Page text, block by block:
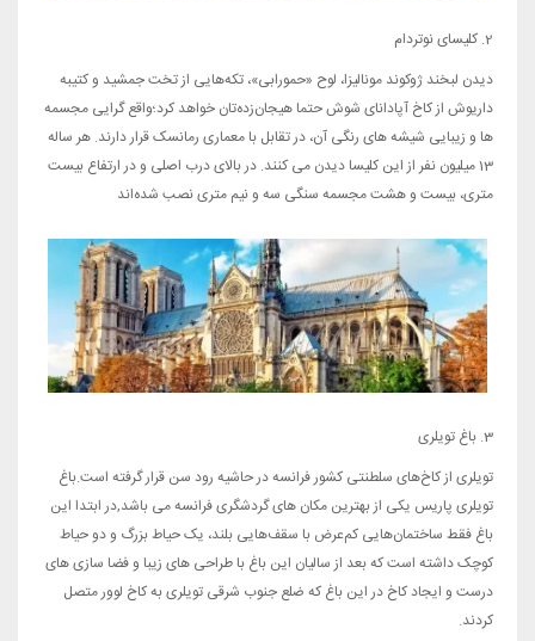
2. کلیسای نوتردام
دیدن لبخند ژوکوند مونالیزا، لوح «حمورابی»، تکه‌هایی از تخت جمشید و کتیبه‌
داریوش از کاخ آپادانای شوش حتما هیجان‌زده‌تان خواهد کرد؛واقع گرایی مجسمه
ها و زیبایی شیشه های رنگی آن، در تقابل با معماری رمانسک قرار دارند. هر ساله
13 میلیون نفر از این کلیسا دیدن می کنند. در بالای درب اصلی و در ارتفاع بیست
متری، بیست و هشت مجسمه سنگی سه و نیم متری نصب شده‌اند
3. باغ تویلری
تویلری از کاخ‌های سلطنتی کشور فرانسه در حاشیه‌ رود سن قرار گرفته است.باغ
تویلری پاریس یکی از بهترین مکان های گردشگری فرانسه می باشد,در ابتدا این
باغ فقط ساختمان‌هایی کم‌عرض با سقف‌هایی بلند، یک حیاط بزرگ و دو حیاط
کوچک داشته است که بعد از سالیان این باغ با طراحی های زیبا و فضا سازی های
درست و ایجاد کاخ در این باغ که ضلع جنوب شرقی تویلری به کاخ لوور متصل
کردند.